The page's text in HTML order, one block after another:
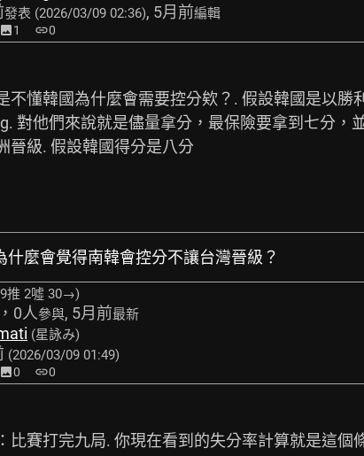
發表 (2026/03/09 02:36), 5月前編輯
image1 link0
不懂韓國為什麼會需要控分欸？. 假設韓國是以勝
對他們來說就是儘量拿分，最保險要拿到七分，
晉級. 假設韓國得分是八分
什麼會覺得南韓會控分不讓台灣晉級？
推 2噓 30→)
0人參與, 5月前最新
(星詠み)
(2026/03/09 01:49)
image0 link0
比賽打完九局. 你現在看到的失分率計算就是這